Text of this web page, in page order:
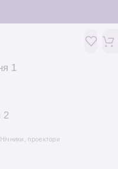
Нічники, проектори